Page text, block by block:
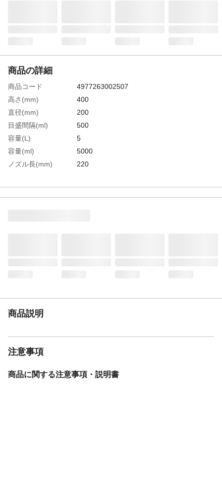
商品の詳細
商品コード
4977263002507
高さ(mm)
400
直径(mm)
200
目盛間隔(ml)
500
容量(L)
5
容量(ml)
5000
ノズル長(mm)
220
重さ
410.000G
商品説明
注意事項
商品に関する注意事項・説明書